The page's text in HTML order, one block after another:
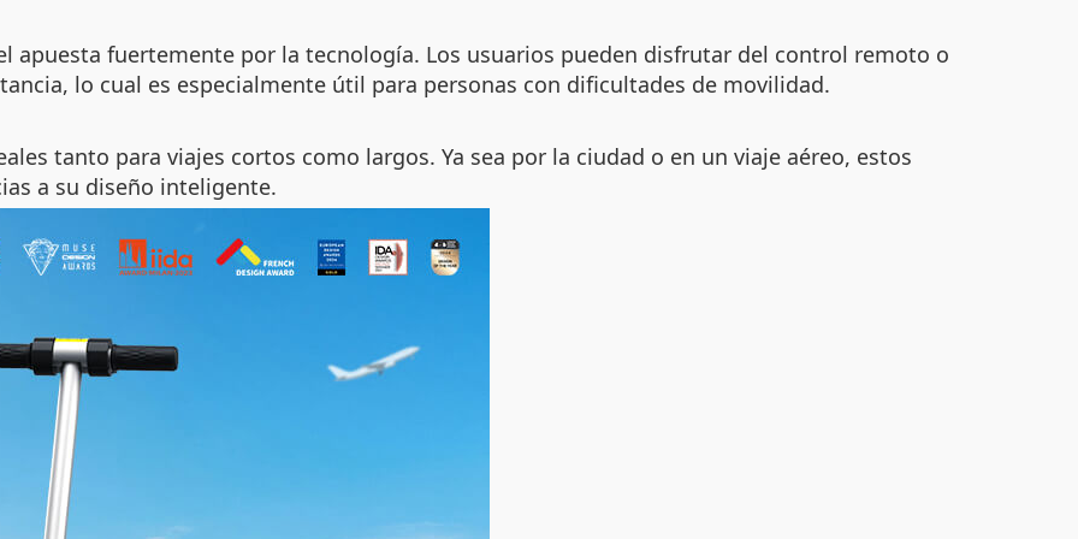
apuesta fuertemente por la tecnología. Los usuarios pueden disfrutar del control remoto o
lo cual es especialmente útil para personas con dificultades de movilidad.
tanto para viajes cortos como largos. Ya sea por la ciudad o en un viaje aéreo, estos
a su diseño inteligente.